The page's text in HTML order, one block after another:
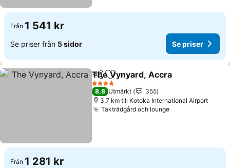
Från 1 541 kr
Se priser från 5 sidor Se priser
Dela Lägg till i Mina Favoriter
The Vynyard, Accra
4 Stjärnor
8,8 Utmärkt
355
3.7 km till Kotoka International Airport
Takträdgård och loungeSe priser
Från 1 281 kr